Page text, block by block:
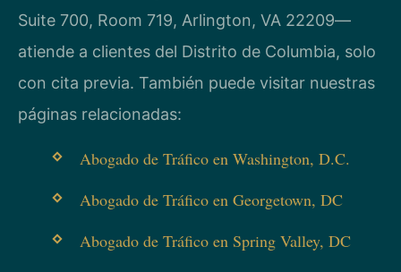
Suite 700, Room 719, Arlington, VA 22209—
atiende a clientes del Distrito de Columbia, solo
con cita previa. También puede visitar nuestras
páginas relacionadas:
Abogado de Tráfico en Washington, D.C.
Abogado de Tráfico en Georgetown, DC
Abogado de Tráfico en Spring Valley, DC